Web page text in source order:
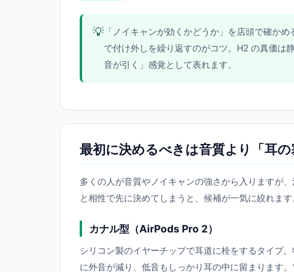
💡「ノイキャンが効くかどうか」を店頭で確か
で付け外しを繰り返すのがコツ。H2 の真価は
音が引く」感覚として表れます。
最初に決めるべきは音質より「耳の
多くの人が音質やノイキャンの強さから入りますが
と相性で先に決めてしまうと、候補が一気に絞れます
カナル型（AirPods Pro 2）
シリコン製のイヤーチップで耳道に栓をするタイプ
に外音が減り、低音もしっかり耳の中に留まります